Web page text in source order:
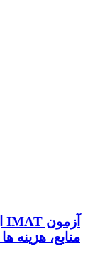
منابع، هزینه ها 2023)